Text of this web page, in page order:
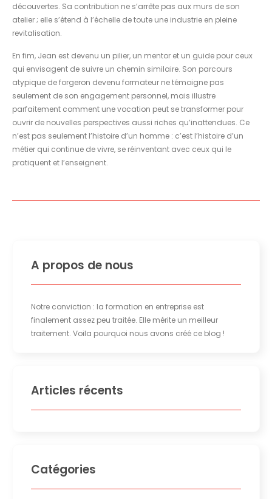
découvertes. Sa contribution ne s’arrête pas aux murs de son
atelier ; elle s’étend à l’échelle de toute une industrie en pleine
revitalisation.
En fim, Jean est devenu un pilier, un mentor et un guide pour ceux
qui envisagent de suivre un chemin similaire. Son parcours
atypique de forgeron devenu formateur ne témoigne pas
seulement de son engagement personnel, mais illustre
parfaitement comment une vocation peut se transformer pour
ouvrir de nouvelles perspectives aussi riches qu’inattendues. Ce
n’est pas seulement l’histoire d’un homme : c’est l’histoire d’un
métier qui continue de vivre, se réinventant avec ceux qui le
pratiquent et l’enseignent.
A propos de nous
Notre conviction : la formation en entreprise est
finalement assez peu traitée. Elle mérite un meilleur
traitement. Voila pourquoi nous avons créé ce blog !
Articles récents
Catégories